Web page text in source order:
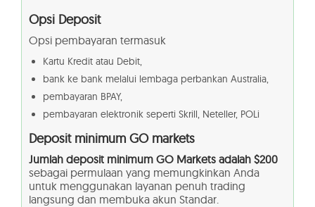
Opsi Deposit
Opsi pembayaran termasuk
Kartu Kredit atau Debit,
bank ke bank melalui lembaga perbankan Australia,
pembayaran BPAY,
pembayaran elektronik seperti Skrill, Neteller, POLi
Deposit minimum GO markets
Jumlah deposit minimum GO Markets adalah $200
sebagai permulaan yang memungkinkan Anda
untuk menggunakan layanan penuh trading
langsung dan membuka akun Standar.